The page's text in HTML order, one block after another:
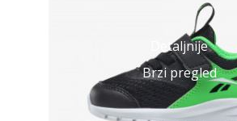
Detaljnije
Brzi pregled